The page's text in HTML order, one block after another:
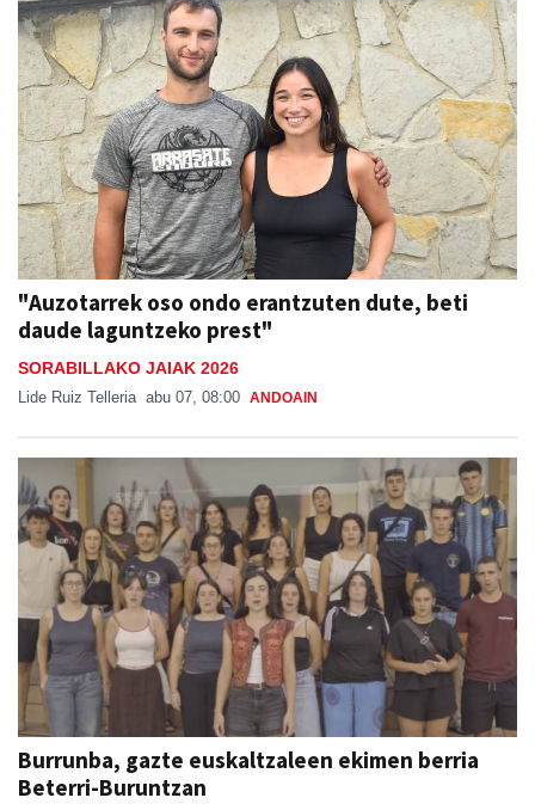
"Auzotarrek oso ondo erantzuten dute, beti
daude laguntzeko prest"
SORABILLAKO JAIAK 2026
Lide Ruiz Telleria abu 07, 08:00 ANDOAIN
Burrunba, gazte euskaltzaleen ekimen berria
Beterri-Buruntzan